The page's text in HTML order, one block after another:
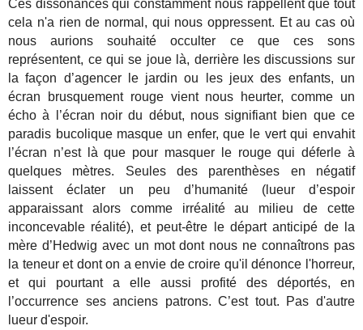
Ces dissonances qui constamment nous rappellent que tout
cela n'a rien de normal, qui nous oppressent. Et au cas où
nous aurions souhaité occulter ce que ces sons
représentent, ce qui se joue là, derrière les discussions sur
la façon d’agencer le jardin ou les jeux des enfants, un
écran brusquement rouge vient nous heurter, comme un
écho à l’écran noir du début, nous signifiant bien que ce
paradis bucolique masque un enfer, que le vert qui envahit
l’écran n’est là que pour masquer le rouge qui déferle à
quelques mètres. Seules des parenthèses en négatif
laissent éclater un peu d’humanité (lueur d’espoir
apparaissant alors comme irréalité au milieu de cette
inconcevable réalité), et peut-être le départ anticipé de la
mère d’Hedwig avec un mot dont nous ne connaîtrons pas
la teneur et dont on a envie de croire qu'il dénonce l'horreur,
et qui pourtant a elle aussi profité des déportés, en
l’occurrence ses anciens patrons. C’est tout. Pas d'autre
lueur d'espoir.